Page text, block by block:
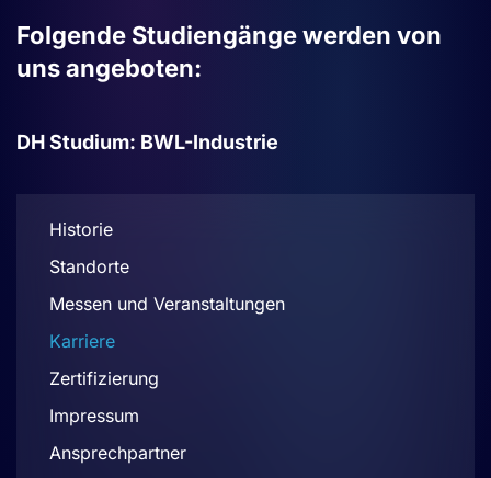
Folgende Studiengänge werden von
uns angeboten:
DH Studium: BWL-Industrie
Historie
Standorte
Messen und Veranstaltungen
Karriere
Zertifizierung
Impressum
Ansprechpartner